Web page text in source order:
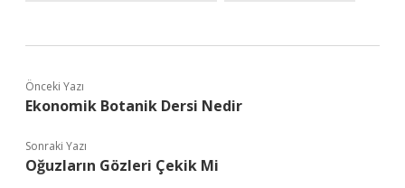
Önceki Yazı
Ekonomik Botanik Dersi Nedir
Sonraki Yazı
Oğuzların Gözleri Çekik Mi